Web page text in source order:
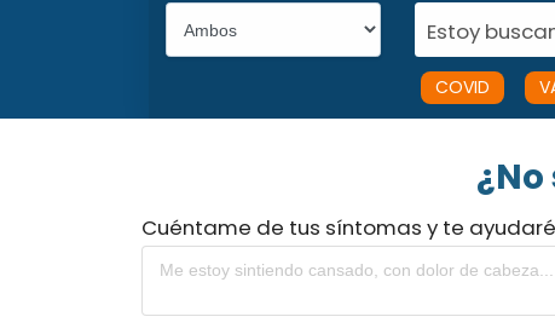
Estoy
COVID
Cuéntame de tus síntomas y te